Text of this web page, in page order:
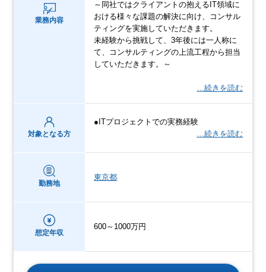
業務内容
～同社ではクライアントの抱えるIT領域に
おける様々な課題の解決に向け、コンサル
ティングを実施していただきます。
未経験から挑戦して、3年後には一人称に
て、コンサルティングの上流工程から担当
していただきます。～
…続きを読む
対象となる方
●ITプロジェクトでの実務経験
…続きを読む
勤務地
東京都
想定年収
600～1000万円